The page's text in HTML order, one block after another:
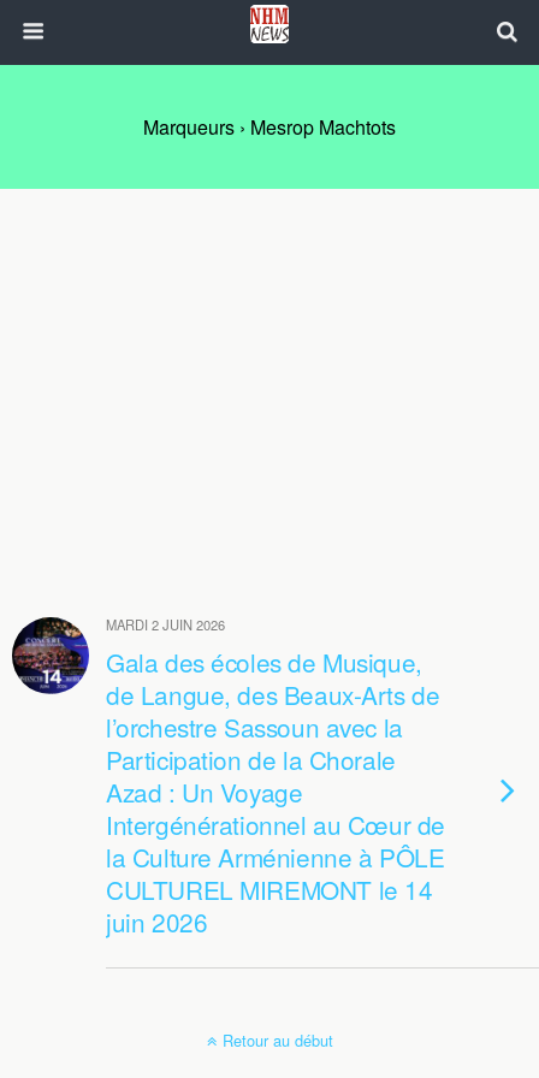
Marqueurs › Mesrop Machtots
MARDI 2 JUIN 2026
Gala des écoles de Musique,
de Langue, des Beaux-Arts de
l’orchestre Sassoun avec la
Participation de la Chorale
Azad : Un Voyage
Intergénérationnel au Cœur de
la Culture Arménienne à PÔLE
CULTUREL MIREMONT le 14
juin 2026
Retour au début